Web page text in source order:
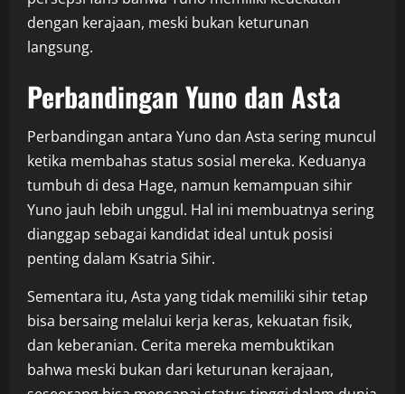
dengan kerajaan, meski bukan keturunan
langsung.
Perbandingan Yuno dan Asta
Perbandingan antara Yuno dan Asta sering muncul
ketika membahas status sosial mereka. Keduanya
tumbuh di desa Hage, namun kemampuan sihir
Yuno jauh lebih unggul. Hal ini membuatnya sering
dianggap sebagai kandidat ideal untuk posisi
penting dalam Ksatria Sihir.
Sementara itu, Asta yang tidak memiliki sihir tetap
bisa bersaing melalui kerja keras, kekuatan fisik,
dan keberanian. Cerita mereka membuktikan
bahwa meski bukan dari keturunan kerajaan,